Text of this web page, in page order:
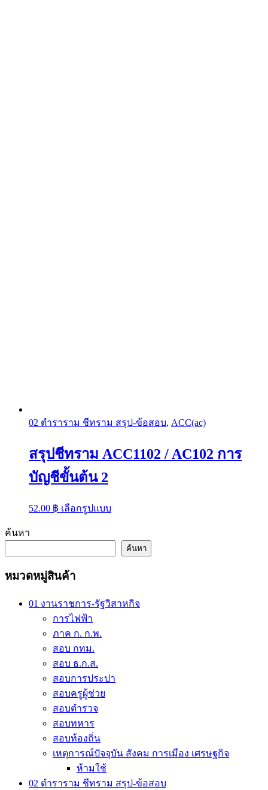
02 ตำราราม ชีทราม สรุป-ข้อสอบ, ACC(ac)
สรุปชีทราม ACC1102 / AC102 การ
บัญชีขั้นต้น 2
52.00 ฿ เลือกรูปแบบ
product
variants.
The
chosen
ค้นหา
ค้นหา
หมวดหมู่สินค้า
01 งานราชการ-รัฐวิสาหกิจ
การไฟฟ้า
ภาค ก. ก.พ.
สอบ กทม.
สอบ ธ.ก.ส.
สอบการประปา
สอบครูผู้ช่วย
สอบตำรวจ
สอบทหาร
สอบท้องถิ่น
เหตุการณ์ปัจจุบัน สังคม การเมือง เศรษฐกิจ
ห้ามใช้
02 ตำราราม ชีทราม สรุป-ข้อสอบ